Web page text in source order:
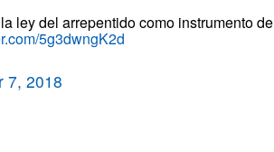
ley del arrepentido como instrumento de
5g3dwngK2d
7, 2018